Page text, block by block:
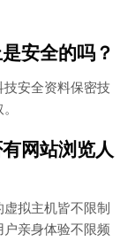
安全的吗？
安全资料保密技
网站浏览人
拟主机皆不限制
亲身体验不限频